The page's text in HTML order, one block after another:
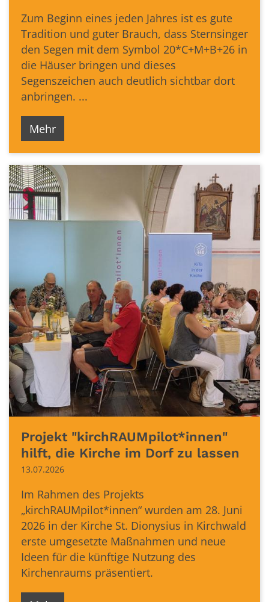
Zum Beginn eines jeden Jahres ist es gute
Tradition und guter Brauch, dass Sternsinger
den Segen mit dem Symbol 20*C+M+B+26 in
die Häuser bringen und dieses
Segenszeichen auch deutlich sichtbar dort
anbringen. ...
Mehr
Projekt "kirchRAUMpilot*innen"
hilft, die Kirche im Dorf zu lassen
13.07.2026
Im Rahmen des Projekts
„kirchRAUMpilot*innen“ wurden am 28. Juni
2026 in der Kirche St. Dionysius in Kirchwald
erste umgesetzte Maßnahmen und neue
Ideen für die künftige Nutzung des
Kirchenraums präsentiert.